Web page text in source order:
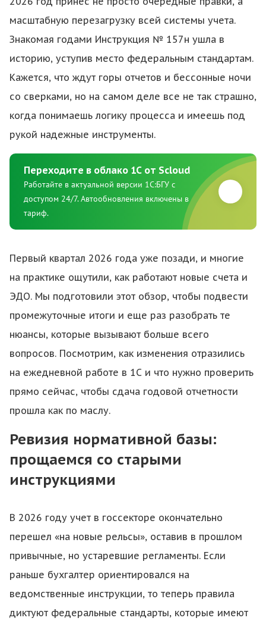
масштабную перезагрузку всей системы учета.
Знакомая годами Инструкция № 157н ушла в
историю, уступив место федеральным стандартам.
Кажется, что ждут горы отчетов и бессонные ночи
со сверками, но на самом деле все не так страшно,
когда понимаешь логику процесса и имеешь под
рукой надежные инструменты.
Переходите в облако 1С от Scloud
Работайте в актуальной версии 1C:БГУ с
доступом 24/7. Автообновления включены в
тариф.
Первый квартал 2026 года уже позади, и многие
на практике ощутили, как работают новые счета и
ЭДО. Мы подготовили этот обзор, чтобы подвести
промежуточные итоги и еще раз разобрать те
нюансы, которые вызывают больше всего
вопросов. Посмотрим, как изменения отразились
на ежедневной работе в 1С и что нужно проверить
прямо сейчас, чтобы сдача годовой отчетности
прошла как по маслу.
Ревизия нормативной базы:
прощаемся со старыми
инструкциями
В 2026 году учет в госсекторе окончательно
перешел «на новые рельсы», оставив в прошлом
привычные, но устаревшие регламенты. Если
раньше бухгалтер ориентировался на
ведомственные инструкции, то теперь правила
диктуют федеральные стандарты, которые имеют